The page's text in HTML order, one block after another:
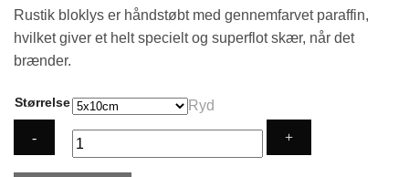
Rustik bloklys er håndstøbt med gennemfarvet paraffin,
hvilket giver et helt specielt og superflot skær, når det
brænder.
Størrelse Ryd